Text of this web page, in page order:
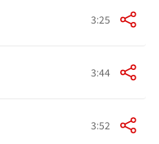
3:25
3:44
3:52